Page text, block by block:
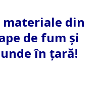
materiale din
de fum și
în țară!